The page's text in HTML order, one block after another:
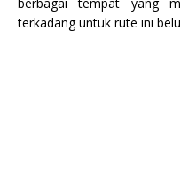
terkadang untuk rute ini